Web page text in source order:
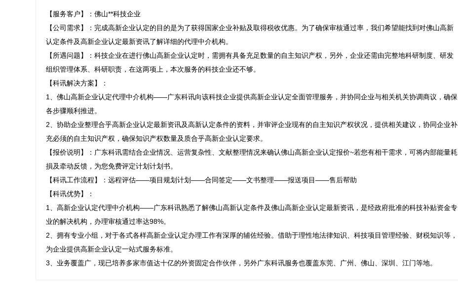
【服务客户】：佛山**科技企业
【公司需求】：完成高新企业认定的目的是为了获得国家企业补贴及取得税收优惠。为了确保审核通过率，我们希望能找到对佛山高新
认定条件及高新企业认定最新资讯了解详细的代理中介机构。
【所遇问题】：科技企业在进行佛山高新企业认定时，需拥有具备充足数量的自主知识产权，另外，企业还需由完整地科研制度、研发
组织管理体系、科研职责，在这两项上，本次服务的科技企业还不够。
【科讯解决方案】：
1、佛山高新企业认定代理中介机构——广东科讯向该科技企业提供高新企业认定全面管理服务，并协同企业与相关机关协调商议，确保
各步骤顺利推进。
2、协助企业整理合乎高新企业认定最新资讯及高新认定条件的资料，并审评企业现有的自主知识产权状况，提供相关建议，协同企业补
充必须的自主知识产权，确保知识产权数量及质合乎高新企业认定要求。
【报价说明】：广东科讯需结合企业情况、运营复杂性、文献整理情况来确认佛山高新企业认定报价~若您有相干需求，可将内部能量耗
損及牵动反馈，为您免费评定计划计划书。
【科讯工作流程】：远程评估——项目规划计划——合同签定——文书整理——报送项目——售后帮助
【科讯优势】：
1、高新企业认定代理中介机构——广东科讯熟悉了解佛山高新认定条件及佛山高新企业认定最新资讯，是经政府批准的科技补贴资金专
业的解决机构，办理审核通过率达98%。
2、拥有专业小组，对于各式各样高新企业认定办理工作有深厚的辅佐经验。借助于理性地法律知识、科技项目管理经验、财税知识等，
为企业提供高新企业认定一站式服务标准。
3、业务覆盖广，现已培养多家市值达十亿的外资固定合作伙伴，另外广东科讯服务也覆盖东莞、广州、佛山、深圳、江门等地。